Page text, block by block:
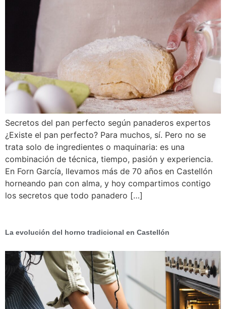
Secretos del pan perfecto según panaderos expertos
¿Existe el pan perfecto? Para muchos, sí. Pero no se
trata solo de ingredientes o maquinaria: es una
combinación de técnica, tiempo, pasión y experiencia.
En Forn García, llevamos más de 70 años en Castellón
horneando pan con alma, y hoy compartimos contigo
los secretos que todo panadero […]
La evolución del horno tradicional en Castellón